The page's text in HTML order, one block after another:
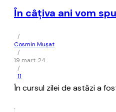
În câţiva ani vom
/
Cosmin Mușat
/
19 mart. 24
/
11
În cursul zilei de astăzi a